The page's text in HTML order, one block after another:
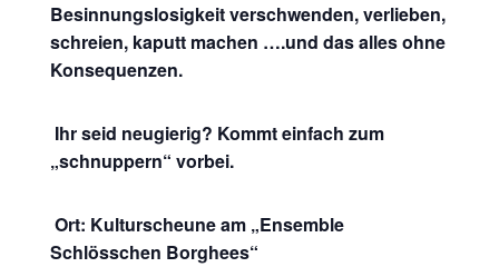
Besinnungslosigkeit verschwenden, verlieben,
schreien, kaputt machen ….und das alles ohne
Konsequenzen.
Ihr seid neugierig? Kommt einfach zum
„schnuppern“ vorbei.
Ort: Kulturscheune am „Ensemble
Schlösschen Borghees“